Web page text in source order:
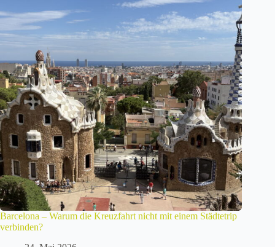
Barcelona – Warum die Kreuzfahrt nicht mit einem Städtetrip
verbinden?